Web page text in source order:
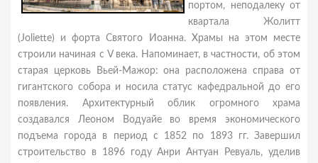
портом, неподалеку от
квартала Жолитт
(Joliette) и форта Святого Иоанна. Храмы на этом месте
строили начиная с V века. Напоминает, в частности, об этом
старая церковь Вьей-Мажор: она расположена справа от
гигантского собора и носила статус кафедральной до его
появления. Архитектурный облик огромного храма
создавался Леоном Водуайе во время экономического
подъема города в период с 1852 по 1893 гг. Завершил
строительство в 1896 году Анри Антуан Ревуаль, уделив